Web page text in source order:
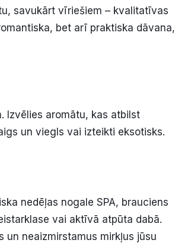
savukārt vīriešiem – kvalitatīvas
bet arī praktiska dāvana,
Izvēlies aromātu, kas atbilst
un viegls vai izteikti eksotisks.
nedēļas nogale SPA, brauciens
vai aktīvā atpūta dabā.
un neaizmirstamus mirkļus jūsu